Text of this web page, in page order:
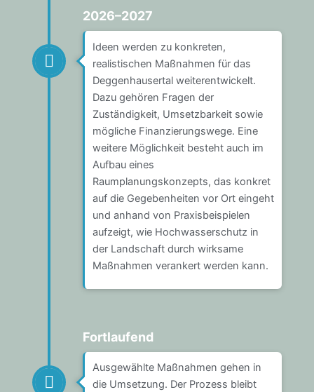
2026–2027
Ideen werden zu konkreten,
realistischen Maßnahmen für das
Deggenhausertal weiterentwickelt.
Dazu gehören Fragen der
Zuständigkeit, Umsetzbarkeit sowie
mögliche Finanzierungswege. Eine
weitere Möglichkeit besteht auch im
Aufbau eines
Raumplanungskonzepts, das konkret
auf die Gegebenheiten vor Ort eingeht
und anhand von Praxisbeispielen
aufzeigt, wie Hochwasserschutz in
der Landschaft durch wirksame
Maßnahmen verankert werden kann.
Fortlaufend
Ausgewählte Maßnahmen gehen in
die Umsetzung. Der Prozess bleibt